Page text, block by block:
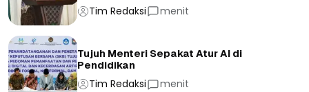
Tim Redaksi menit
Tujuh Menteri Sepakat Atur AI di
Pendidikan
Tim Redaksi menit